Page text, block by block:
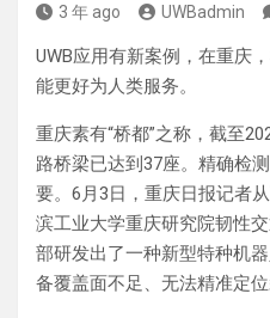
3 年 ago UWBadmin
UWB应用有新案例，在重庆
能更好为人类服务。
重庆素有“桥都”之称，截至
路桥梁已达到37座。精确检
要。6月3日，重庆日报记者
滨工业大学重庆研究院韧性
部研发出了一种新型特种机
备覆盖面不足、无法精准定位